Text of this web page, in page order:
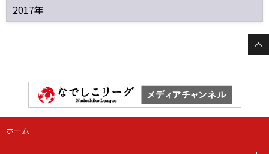
2017年
ホーム